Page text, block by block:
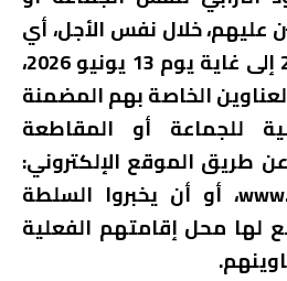
عليهم، خلال نفس الأجل، أي
من يوم 15 ماي 2026 إلى غاية يوم 13 يونيو 2026،
الخاصة بهم المضمنة
للجماعة أو المقاطعة
طريق الموقع الإلكتروني:
www.listeselectorales.ma، أو أن يخبروا السلطة
لها محل إقامتهم الفعلية